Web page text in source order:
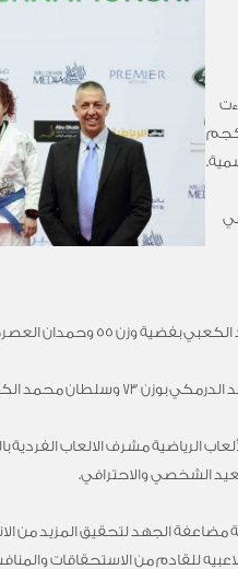
جاءت
في مختلف الفئات والأوزان تحت 56 و62 و 69 و77 و 85 كجم
الرياضية مشرف الالعاب الفردية
الشخصي والاحترافي.
مضاعفة الجهد لتحقيق المزيد من
للقادم من الاستحقاقات